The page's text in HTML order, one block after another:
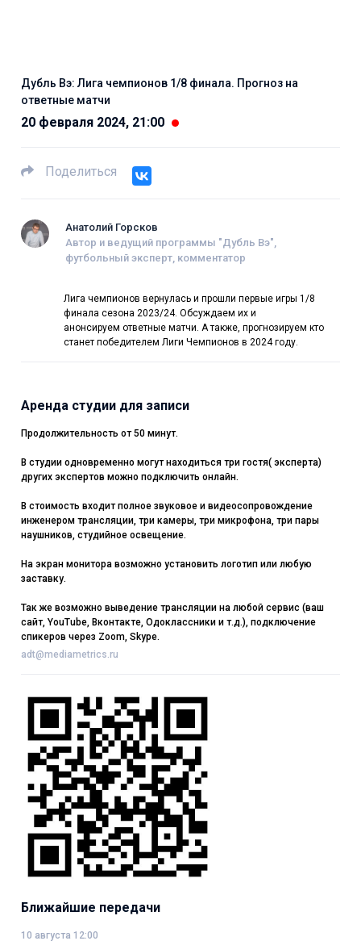
Дубль Вэ: Лига чемпионов 1/8 финала. Прогноз на
ответные матчи
20 февраля 2024, 21:00
Поделиться
Анатолий Горсков
Автор и ведущий программы "Дубль Вэ",
футбольный эксперт, комментатор
Лига чемпионов вернулась и прошли первые игры 1/8
финала сезона 2023/24. Обсуждаем их и
анонсируем ответные матчи. А также, прогнозируем кто
станет победителем Лиги Чемпионов в 2024 году.
Аренда студии для записи
Продолжительность от 50 минут.
В студии одновременно могут находиться три гостя( эксперта)
других экспертов можно подключить онлайн.
В стоимость входит полное звуковое и видеосопровождение
инженером трансляции, три камеры, три микрофона, три пары
наушников, студийное освещение.
На экран монитора возможно установить логотип или любую
заставку.
Так же возможно выведение трансляции на любой сервис (ваш
сайт, YouTube, Вконтакте, Одоклассники и т.д.), подключение
спикеров через Zoom, Skype.
adt@mediametrics.ru
Ближайшие передачи
10 августа 12:00